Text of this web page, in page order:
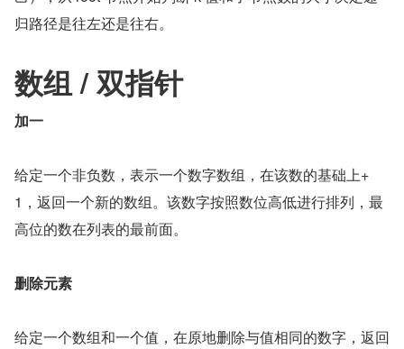
归路径是往左还是往右。
数组 / 双指针
加一
给定一个非负数，表示一个数字数组，在该数的基础上+
1，返回一个新的数组。该数字按照数位高低进行排列，最
高位的数在列表的最前面。
删除元素
给定一个数组和一个值，在原地删除与值相同的数字，返回